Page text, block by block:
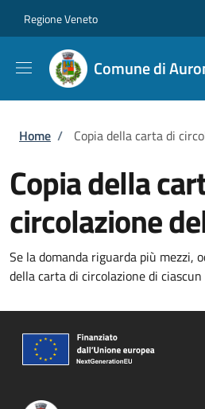
Regione Veneto
Comune di
Briciole di pane
Home / Copia della carta di
Copia della
circolazione
Se la domanda riguarda più mezzi,
della carta di circolazione di ciascun